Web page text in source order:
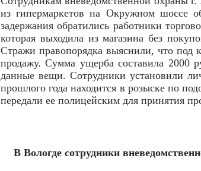
из гипермаркетов на Окружном шоссе
задержания обратились работники
которая выходила из магазина без
Стражи правопорядка выяснили, что под
продажу. Сумма ущерба составила 2000
данные вещи. Сотрудники установили
прошлого года находится в розыске по
передали ее полицейским для принятия
В Вологде сотрудники